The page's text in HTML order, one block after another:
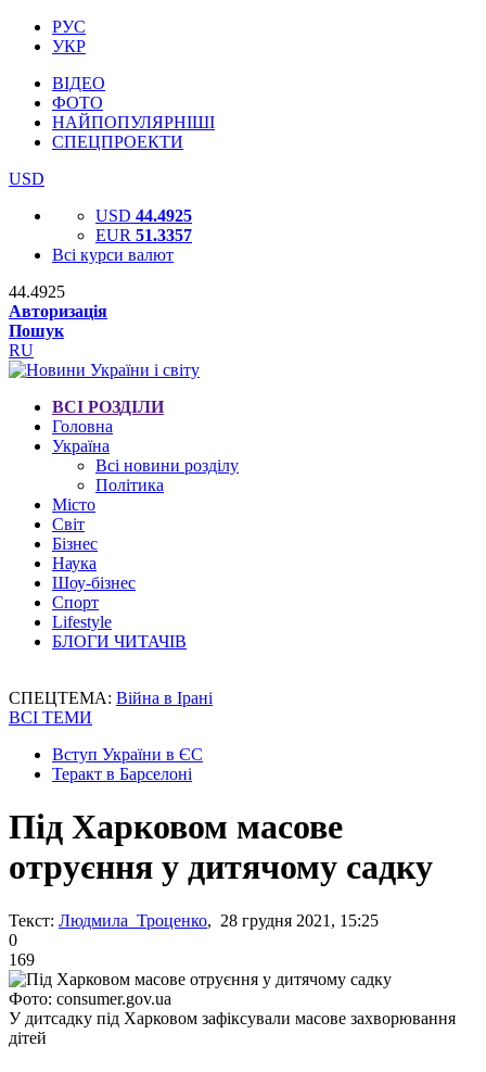
РУС
УКР
ВІДЕО
ФОТО
НАЙПОПУЛЯРНІШІ
СПЕЦПРОЕКТИ
USD
USD 44.4925
EUR 51.3357
Всі курси валют
44.4925
Авторизація
Пошук
RU
ВСІ РОЗДІЛИ
Головна
Україна
Всі новини розділу
Політика
Місто
Світ
Бізнес
Наука
Шоу-бізнес
Спорт
Lifestyle
БЛОГИ ЧИТАЧІВ
СПЕЦТЕМА: Війна в Ірані
ВСІ ТЕМИ
Вступ України в ЄС
Теракт в Барселоні
Під Харковом масове
отруєння у дитячому садку
Текст: Людмила Троценко, 28 грудня 2021, 15:25
0
169
Фото: consumer.gov.ua
У дитсадку під Харковом зафіксували масове захворювання
дітей